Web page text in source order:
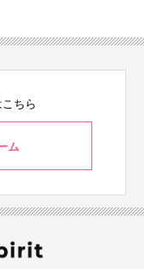
ちら
ム